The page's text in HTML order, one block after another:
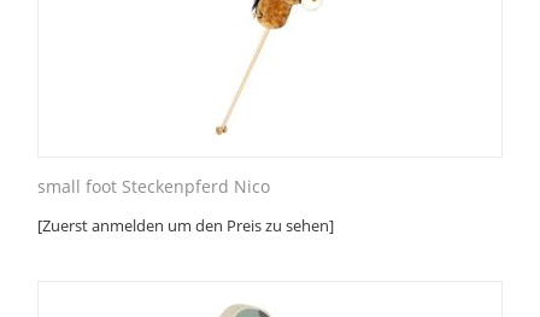
small foot Steckenpferd Nico
[Zuerst anmelden um den Preis zu sehen]